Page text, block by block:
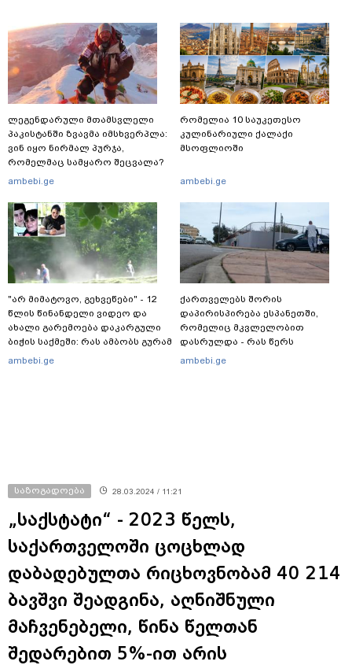
ლეგენდარული მთამსვლელი
პაკისტანში ზვავმა იმსხვერპლა:
ვინ იყო ნირმალ პურჯა,
რომელმაც სამყარო შეცვალა?
ambebi.ge
"არ მიმატოვო, გეხვეწები" - 12
წლის წინანდელი ვიდეო და
ახალი გარემოება დაკარგული
ბიჭის საქმეში: რას ამბობს გურამ
დადიანიძის დედა
ambebi.ge
რომელია 10 საუკეთესო
კულინარიული ქალაქი
მსოფლიოში
ambebi.ge
ქართველებს შორის
დაპირისპირება ესპანეთში,
რომელიც მკვლელობით
დასრულდა - რას წერს
საერთაშორისო მედია: "მანქანა
ambebi.ge
საზოგადოება 28.03.2024 / 11:21
„საქსტატი“ - 2023 წელს,
საქართველოში ცოცხლად
დაბადებულთა რიცხოვნობამ 40 214
ბავშვი შეადგინა, აღნიშნული
მაჩვენებელი, წინა წელთან
შედარებით 5%-ით არის